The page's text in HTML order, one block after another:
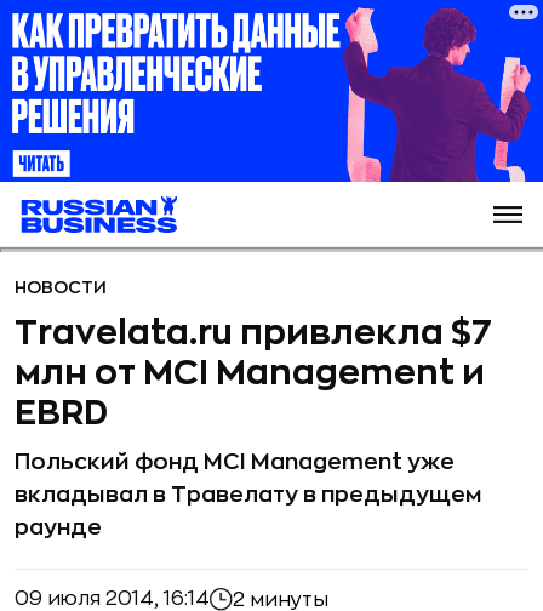
НОВОСТИ
Travelata.ru привлекла $7
млн от MCI Management и
EBRD
Польский фонд MCI Management уже
вкладывал в Травелату в предыдущем
раунде
09 июля 2014, 16:14 2 минуты